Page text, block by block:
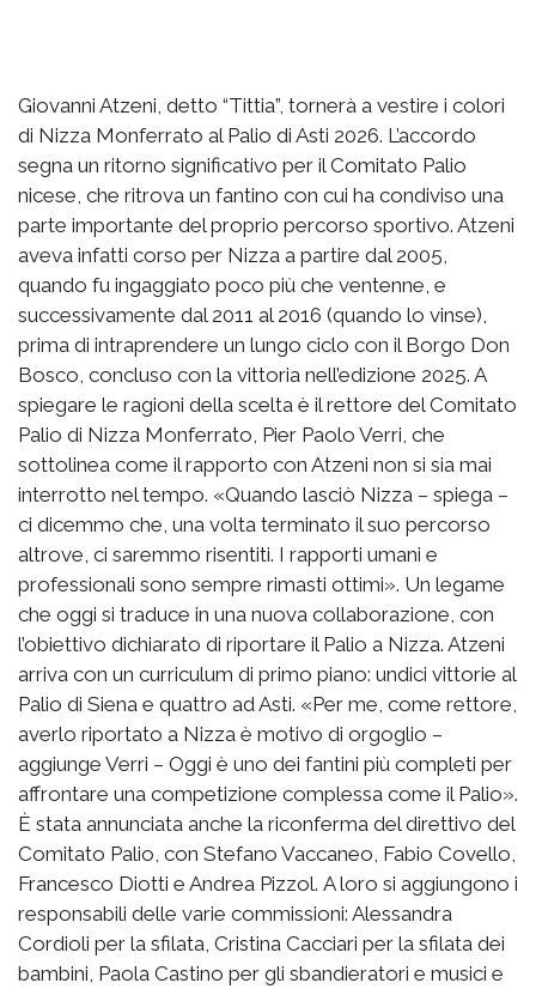
Giovanni Atzeni, detto “Tittia”, tornerà a vestire i colori
di Nizza Monferrato al Palio di Asti 2026. L’accordo
segna un ritorno significativo per il Comitato Palio
nicese, che ritrova un fantino con cui ha condiviso una
parte importante del proprio percorso sportivo. Atzeni
aveva infatti corso per Nizza a partire dal 2005,
quando fu ingaggiato poco più che ventenne, e
successivamente dal 2011 al 2016 (quando lo vinse),
prima di intraprendere un lungo ciclo con il Borgo Don
Bosco, concluso con la vittoria nell’edizione 2025. A
spiegare le ragioni della scelta è il rettore del Comitato
Palio di Nizza Monferrato, Pier Paolo Verri, che
sottolinea come il rapporto con Atzeni non si sia mai
interrotto nel tempo. «Quando lasciò Nizza – spiega –
ci dicemmo che, una volta terminato il suo percorso
altrove, ci saremmo risentiti. I rapporti umani e
professionali sono sempre rimasti ottimi». Un legame
che oggi si traduce in una nuova collaborazione, con
l’obiettivo dichiarato di riportare il Palio a Nizza. Atzeni
arriva con un curriculum di primo piano: undici vittorie al
Palio di Siena e quattro ad Asti. «Per me, come rettore,
averlo riportato a Nizza è motivo di orgoglio –
aggiunge Verri – Oggi è uno dei fantini più completi per
affrontare una competizione complessa come il Palio».
È stata annunciata anche la riconferma del direttivo del
Comitato Palio, con Stefano Vaccaneo, Fabio Covello,
Francesco Diotti e Andrea Pizzol. A loro si aggiungono i
responsabili delle varie commissioni: Alessandra
Cordioli per la sfilata, Cristina Cacciari per la sfilata dei
bambini, Paola Castino per gli sbandieratori e musici e